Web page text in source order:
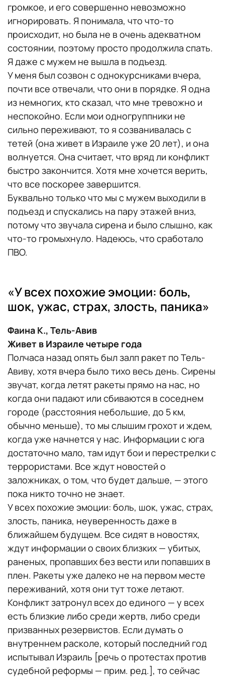
громкое, и его совершенно невозможно
игнорировать. Я понимала, что что-то
происходит, но была не в очень адекватном
состоянии, поэтому просто продолжила спать.
Я даже с мужем не вышла в подъезд.
У меня был созвон с однокурсниками вчера,
почти все отвечали, что они в порядке. Я одна
из немногих, кто сказал, что мне тревожно и
неспокойно. Если мои одногруппники не
сильно переживают, то я созванивалась с
тетей (она живет в Израиле уже 20 лет), и она
волнуется. Она считает, что вряд ли конфликт
быстро закончится. Хотя мне хочется верить,
что все поскорее завершится.
Буквально только что мы с мужем выходили в
подъезд и спускались на пару этажей вниз,
потому что звучала сирена и было слышно, как
что-то громыхнуло. Надеюсь, что сработало
ПВО.
«У всех похожие эмоции: боль,
шок, ужас, страх, злость, паника»
Фаина К., Тель-Авив
Живет в Израиле четыре года
Полчаса назад опять был залп ракет по Тель-
Авиву, хотя вчера было тихо весь день. Сирены
звучат, когда летят ракеты прямо на нас, но
когда они падают или сбиваются в соседнем
городе (расстояния небольшие, до 5 км,
обычно меньше), то мы слышим грохот и ждем,
когда уже начнется у нас. Информации с юга
достаточно мало, там идут бои и перестрелки с
террористами. Все ждут новостей о
заложниках, о том, что будет дальше, — этого
пока никто точно не знает.
У всех похожие эмоции: боль, шок, ужас, страх,
злость, паника, неуверенность даже в
ближайшем будущем. Все сидят в новостях,
ждут информации о своих близких — убитых,
раненых, пропавших без вести или попавших в
плен. Ракеты уже далеко не на первом месте
переживаний, хотя они тут тоже летают.
Конфликт затронул всех до единого — у всех
есть близкие либо среди жертв, либо среди
призванных резервистов. Если думать о
внутреннем расколе, который последний год
испытывал Израиль [речь о протестах против
судебной реформы — прим. ред.], то сейчас